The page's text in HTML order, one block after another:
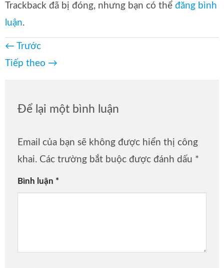
Trackback đã bị đóng, nhưng bạn có thể đăng bình
luận.
← Trước
Tiếp theo →
Để lại một bình luận
Email của bạn sẽ không được hiển thị công
khai. Các trường bắt buộc được đánh dấu *
Bình luận *